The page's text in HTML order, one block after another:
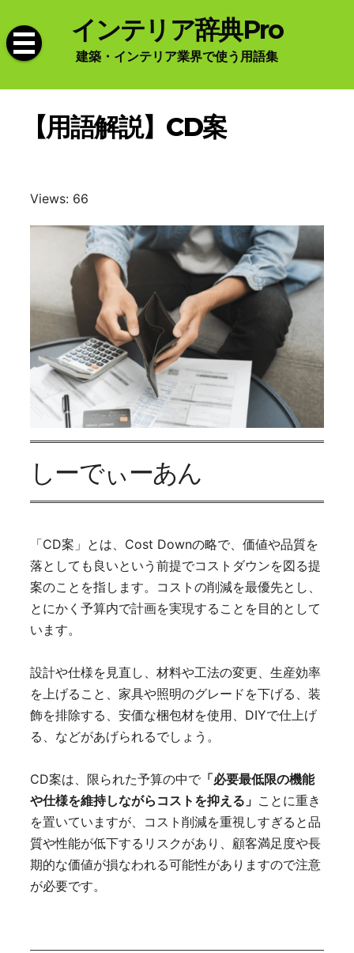
to
content
インテリア辞典Pro
建築・インテリア業界で使う用語集
【用語解説】CD案
Views: 66
しーでぃーあん
「CD案」とは、Cost Downの略で、価値や品質を
落としても良いという前提でコストダウンを図る提
案のことを指します。コストの削減を最優先とし、
とにかく予算内で計画を実現することを目的として
います。
設計や仕様を見直し、材料や工法の変更、生産効率
を上げること、家具や照明のグレードを下げる、装
飾を排除する、安価な梱包材を使用、DIYで仕上げ
る、などがあげられるでしょう。
CD案は、限られた予算の中で 「必要最低限の機能
や仕様を維持しながらコストを抑える」 ことに重き
を置いていますが、コスト削減を重視しすぎると品
質や性能が低下するリスクがあり、顧客満足度や長
期的な価値が損なわれる可能性がありますので注意
が必要です。